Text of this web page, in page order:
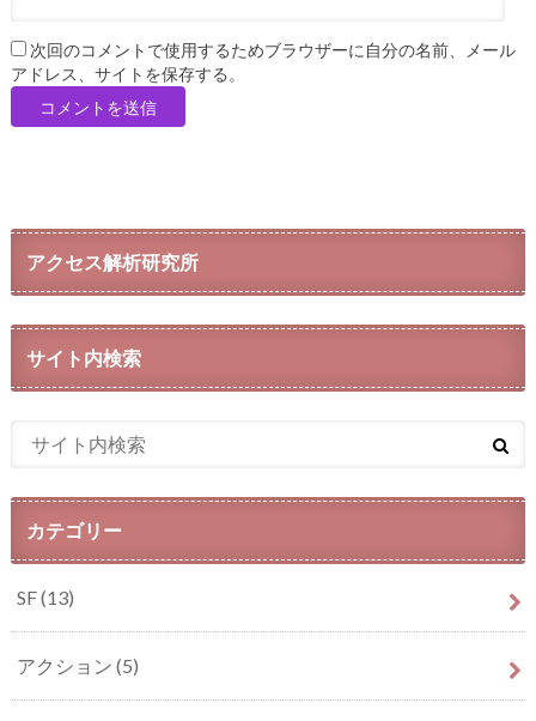
次回のコメントで使用するためブラウザーに自分の名前、メール
アドレス、サイトを保存する。
アクセス解析研究所
サイト内検索
カテゴリー
SF(13)
アクション (5)